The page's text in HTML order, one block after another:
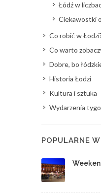
Łódź w
Ciekawostki
Co robić w
Co warto
Dobre, bo
Historia Łodzi
Kultura i sztuka
Wydarzenia
POPULARNE